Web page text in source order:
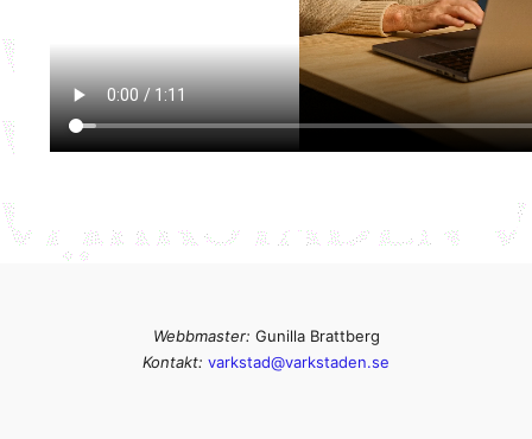
Webbmaster: Gunilla Brattberg
Kontakt: varkstad@varkstaden.se